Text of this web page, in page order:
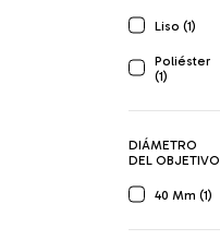
Liso (1)
Poliéster
(1)
DIÁMETRO
DEL OBJETIVO
40 Mm (1)